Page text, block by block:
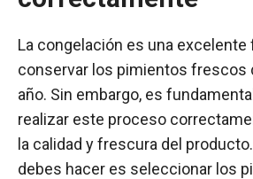
La congelación es una excelente
conservar los pimientos frescos
año. Sin embargo, es
realizar este proceso
la calidad y frescura del
debes hacer es seleccionar los